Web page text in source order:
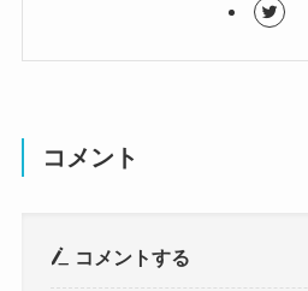
コメント
コメントする